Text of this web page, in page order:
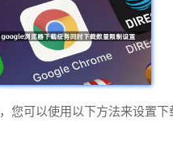
您可以使用以下方法来设置下